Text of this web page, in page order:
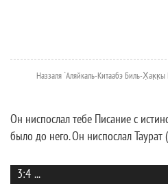
Наззаля `Аляйкаль-Китаабэ Биль-
Он ниспослал тебе Писание с
было до него. Он ниспослал
3:4 ...